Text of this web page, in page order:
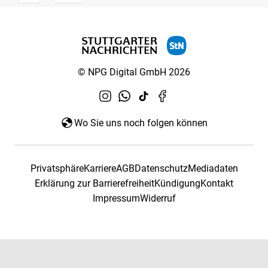
© NPG Digital GmbH 2026
Wo Sie uns noch folgen können
PrivatsphäreKarriereAGBDatenschutzMediadaten
Erklärung zur BarrierefreiheitKündigungKontakt
ImpressumWiderruf